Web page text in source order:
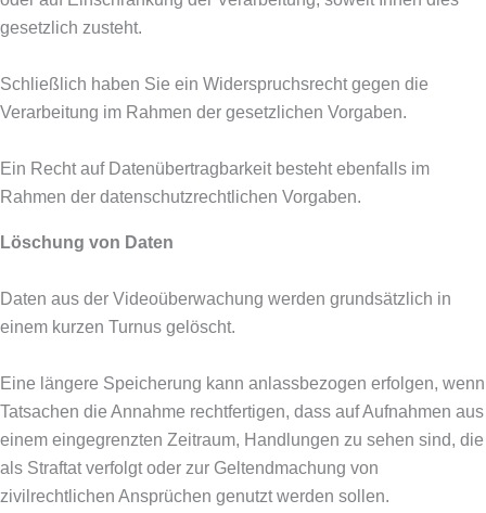
gesetzlich zusteht.
Schließlich haben Sie ein Widerspruchsrecht gegen die
Verarbeitung im Rahmen der gesetzlichen Vorgaben.
Ein Recht auf Datenübertragbarkeit besteht ebenfalls im
Rahmen der datenschutzrechtlichen Vorgaben.
Löschung von Daten
Daten aus der Videoüberwachung werden grundsätzlich in
einem kurzen Turnus gelöscht.
Eine längere Speicherung kann anlassbezogen erfolgen, wenn
Tatsachen die Annahme rechtfertigen, dass auf Aufnahmen aus
einem eingegrenzten Zeitraum, Handlungen zu sehen sind, die
als Straftat verfolgt oder zur Geltendmachung von
zivilrechtlichen Ansprüchen genutzt werden sollen.